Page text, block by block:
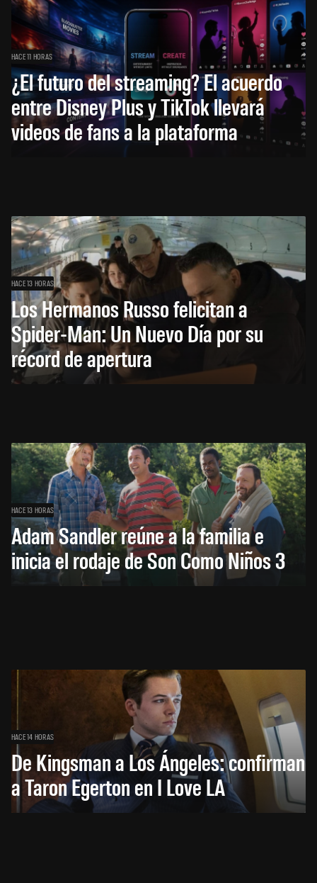
HACE 11 HORAS
¿El futuro del streaming? El acuerdo
entre Disney Plus y TikTok llevará
videos de fans a la plataforma
HACE 13 HORAS
Los Hermanos Russo felicitan a
Spider-Man: Un Nuevo Día por su
récord de apertura
HACE 13 HORAS
Adam Sandler reúne a la familia e
inicia el rodaje de Son Como Niños 3
HACE 14 HORAS
De Kingsman a Los Ángeles: confirman
a Taron Egerton en I Love LA